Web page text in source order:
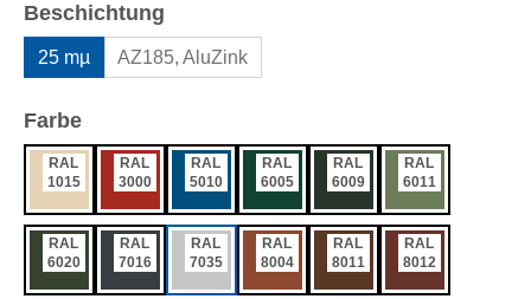
Beschichtung
25 mµ AZ185, AluZink
Farbeauswählen
RAL
1015
RAL
3000
RAL
5010
RAL
6005
RAL
6009
RAL
6011
RAL
6020
RAL
7016
RAL
7035
RAL
8004
RAL
8011
RAL
8012